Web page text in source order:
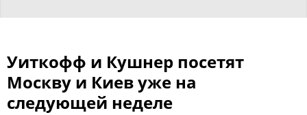
Уиткофф и Кушнер посетят
Москву и Киев уже на
следующей неделе